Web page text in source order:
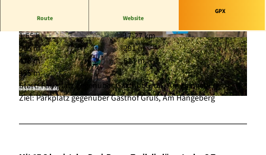
© Tourismus Brilon Olsberg GmbH, BWT GmbH TBO GmbH | CC-BY-SA
© Tourismus Brilon Olsberg GmbH |
CC-BY-SA
© Tourismus Brilon Olsberg GmbH |
CC-BY-SA
Route Website
GPX
1:55 h
17,27 km
505 m
291 m
478 m
613 m
135 m
Start: Parkplatz gegenüber Gasthof Gruß, Am Hängeberg
Ziel: Parkplatz gegenüber Gasthof Gruß, Am Hängeberg